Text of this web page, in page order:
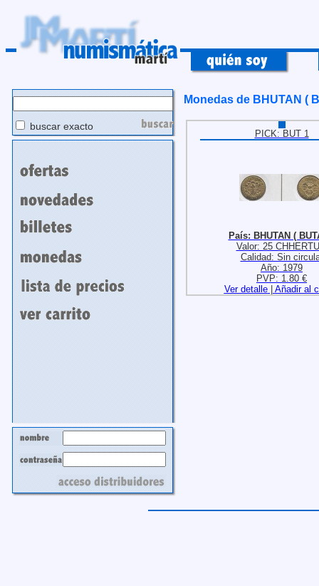
buscar exacto
Monedas de BHUTAN (
PICK: BUT 1
País: BHUTAN (
Valor: 25
Calidad: Sin
Año: 1979
PVP: 1.80 €
Ver detalle| Añadir al